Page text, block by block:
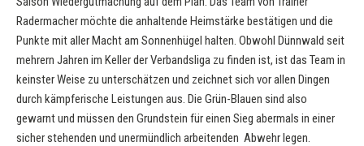
Radermacher möchte die anhaltende Heimstärke bestätigen und die
Punkte mit aller Macht am Sonnenhügel halten. Obwohl Dünnwald seit
mehrern Jahren im Keller der Verbandsliga zu finden ist, ist das Team in
keinster Weise zu unterschätzen und zeichnet sich vor allen Dingen
durch kämpferische Leistungen aus. Die Grün-Blauen sind also
gewarnt und müssen den Grundstein für einen Sieg abermals in einer
sicher stehenden und unermündlich arbeitenden Abwehr legen.